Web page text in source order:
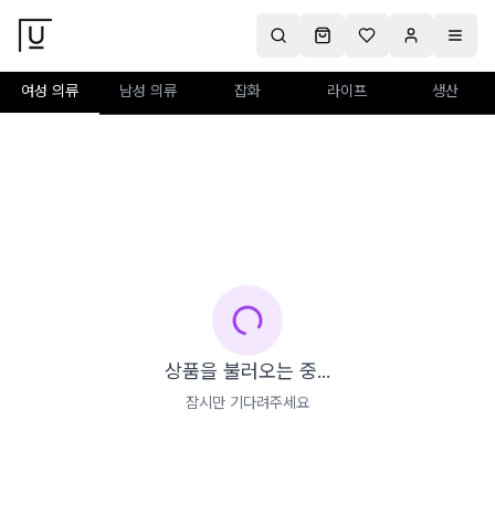
여성 의류 남성 의류 잡화 라이프 생산
상품을 불러오는 중...
잠시만 기다려주세요